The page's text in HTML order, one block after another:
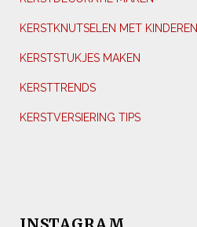
KERSTKNUTSELEN MET KINDEREN
KERSTSTUKJES MAKEN
KERSTTRENDS
KERSTVERSIERING TIPS